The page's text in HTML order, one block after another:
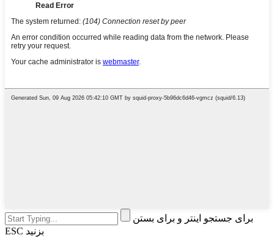
برای جستجو اینتر و برای بستن
ESC بزنید